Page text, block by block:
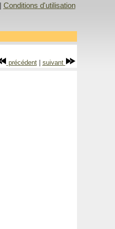
Conditions d'utilisation
précédent| suivant